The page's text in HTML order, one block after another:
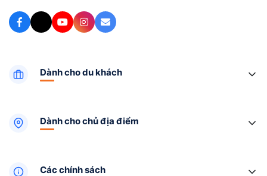
Dành cho du khách
Dành cho chủ địa điểm
Các chính sách